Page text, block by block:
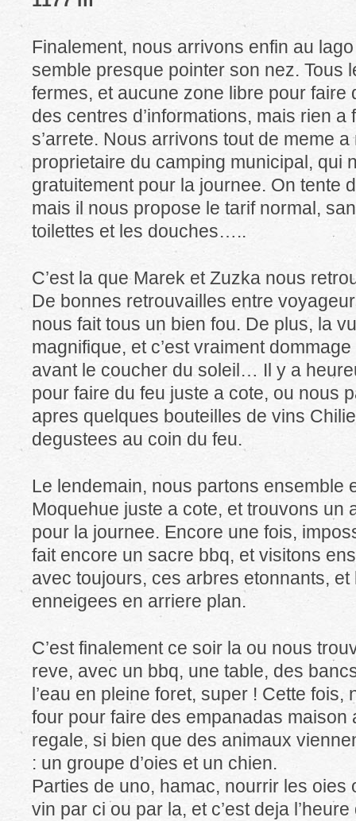
Finalement, nous arrivons enfin au
semble presque pointer son nez. Tous
fermes, et aucune zone libre pour
des centres d’informations, mais rien a
s’arrete. Nous arrivons tout de meme
proprietaire du camping municipal, qui
gratuitement pour la journee. On tente
mais il nous propose le tarif normal,
toilettes et les douches…..
C’est la que Marek et Zuzka nous
De bonnes retrouvailles entre
nous fait tous un bien fou. De plus, la
magnifique, et c’est vraiment
avant le coucher du soleil… Il y a
pour faire du feu juste a cote, ou nous
apres quelques bouteilles de vins
degustees au coin du feu.
Le lendemain, nous partons ensemble
Moquehue juste a cote, et trouvons un
pour la journee. Encore une fois,
fait encore un sacre bbq, et visitons
avec toujours, ces arbres etonnants,
enneigees en arriere plan.
C’est finalement ce soir la ou nous
reve, avec un bbq, une table, des
l’eau en pleine foret, super ! Cette fois,
four pour faire des empanadas maison
regale, si bien que des animaux
: un groupe d’oies et un chien.
Parties de uno, hamac, nourrir les oies
vin par ci ou par la, et c’est deja